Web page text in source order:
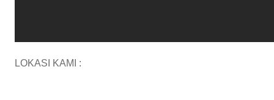
LOKASI KAMI :